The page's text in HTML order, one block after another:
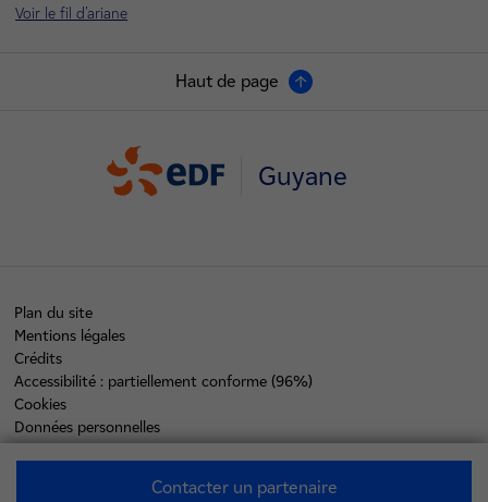
Contacter un partenaire
Voir le fil d'ariane
Haut de page
Guyane
Plan du site
Mentions légales
Crédits
Accessibilité : partiellement conforme (96%)
Cookies
Données personnelles
©2026 EDF - L'énergie est notre avenir, économisons-la !